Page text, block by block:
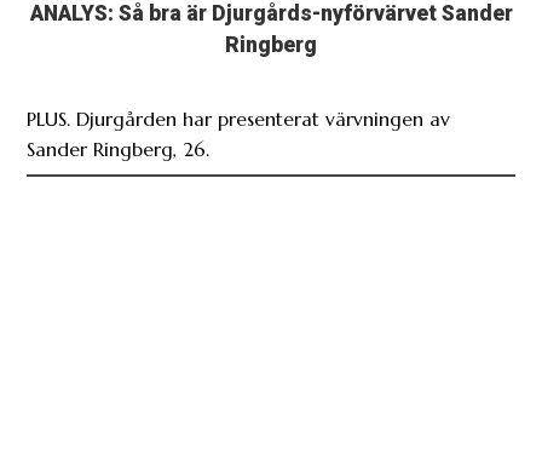
ANALYS: Så bra är Djurgårds-nyförvärvet Sander
Ringberg
PLUS. Djurgården har presenterat värvningen av
Sander Ringberg, 26.